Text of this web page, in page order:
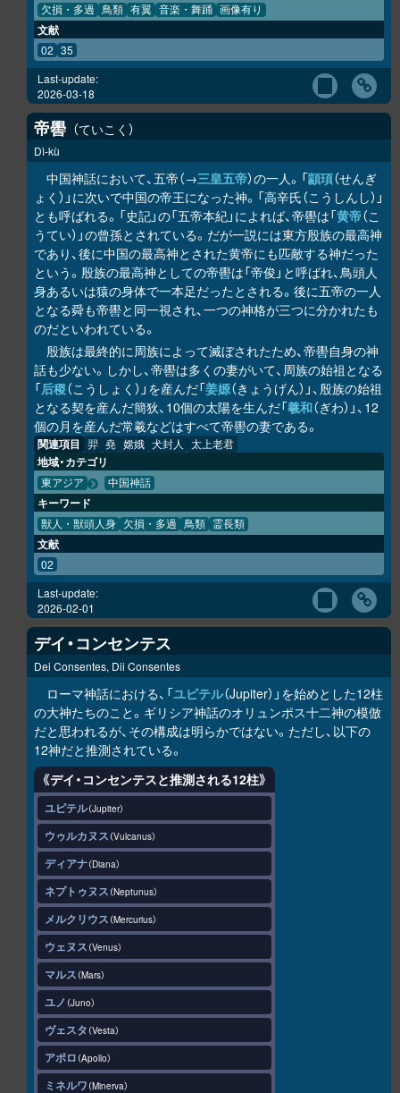
欠損・多過 鳥類 有翼 音楽・舞踊 画像有り
文献
02 35
Last-update:
2026-03-18
帝嚳 ていこく
Dì-kù
中国神話において、五帝（→三皇五帝）の一人。「顓頊（せんぎ
ょく）」に次いで中国の帝王になった神。「高辛氏（こうしんし）」
とも呼ばれる。「史記」の「五帝本紀」によれば、帝嚳は「黄帝（こ
うてい）」の曾孫とされている。だが一説には東方殷族の最高神
であり、後に中国の最高神とされた黄帝にも匹敵する神だった
という。殷族の最高神としての帝嚳は「帝俊」と呼ばれ、鳥頭人
身あるいは猿の身体で一本足だったとされる。後に五帝の一人
となる舜も帝嚳と同一視され、一つの神格が三つに分かれたも
のだといわれている。
殷族は最終的に周族によって滅ぼされたため、帝嚳自身の神
話も少ない。しかし、帝嚳は多くの妻がいて、周族の始祖となる
「后稷（こうしょく）」を産んだ「姜嫄（きょうげん）」、殷族の始祖
となる契を産んだ簡狄、10個の太陽を生んだ「羲和（ぎわ）」、12
個の月を産んだ常羲などはすべて帝嚳の妻である。
関連項目 羿 堯 嫦娥 犬封人 太上老君
地域・カテゴリ
東アジア 中国神話
キーワード
獣人・獣頭人身 欠損・多過 鳥類 霊長類
文献
02
Last-update:
2026-02-01
デイ・コンセンテス
Dei Consentes, Dii Consentes
ローマ神話における、「ユピテル（Jupiter）」を始めとした12柱
の大神たちのこと。ギリシア神話のオリュンポス十二神の模倣
だと思われるが、その構成は明らかではない。ただし、以下の
12神だと推測されている。
《デイ・コンセンテスと推測される12柱》
ユピテル Jupiter
ウゥルカヌス Vulcanus
ディアナ Diana
ネプトゥヌス Neptunus
メルクリウス Mercurius
ウェヌス Venus
マルス Mars
ユノ Juno
ヴェスタ Vesta
アポロ Apollo
ミネルワ Minerva